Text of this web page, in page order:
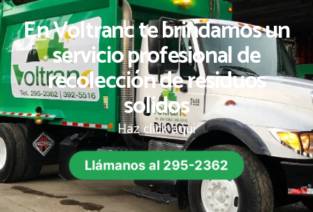
En Voltranc te brindamos un
servicio profesional de
recolección de residuos
solidos
Haz click aquí
Llámanos al 295-2362